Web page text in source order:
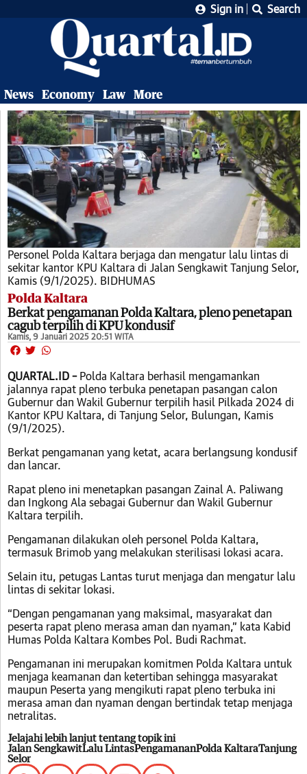
Sign in Search
News Economy Law More
Personel Polda Kaltara berjaga dan mengatur lalu lintas di
sekitar kantor KPU Kaltara di Jalan Sengkawit Tanjung Selor,
Kamis (9/1/2025). BIDHUMAS
Polda Kaltara
Berkat pengamanan Polda Kaltara, pleno penetapan
cagub terpilih di KPU kondusif
Kamis, 9 Januari 2025 20:51 WITA
QUARTAL.ID – Polda Kaltara berhasil mengamankan
jalannya rapat pleno terbuka penetapan pasangan calon
Gubernur dan Wakil Gubernur terpilih hasil Pilkada 2024 di
Kantor KPU Kaltara, di Tanjung Selor, Bulungan, Kamis
(9/1/2025).
Berkat pengamanan yang ketat, acara berlangsung kondusif
dan lancar.
Rapat pleno ini menetapkan pasangan Zainal A. Paliwang
dan Ingkong Ala sebagai Gubernur dan Wakil Gubernur
Kaltara terpilih.
Pengamanan dilakukan oleh personel Polda Kaltara,
termasuk Brimob yang melakukan sterilisasi lokasi acara.
Selain itu, petugas Lantas turut menjaga dan mengatur lalu
lintas di sekitar lokasi.
“Dengan pengamanan yang maksimal, masyarakat dan
peserta rapat pleno merasa aman dan nyaman,” kata Kabid
Humas Polda Kaltara Kombes Pol. Budi Rachmat.
Pengamanan ini merupakan komitmen Polda Kaltara untuk
menjaga keamanan dan ketertiban sehingga masyarakat
maupun Peserta yang mengikuti rapat pleno terbuka ini
merasa aman dan nyaman dengan bertindak tetap menjaga
netralitas.
Jelajahi lebih lanjut tentang topik ini
Jalan SengkawitLalu LintasPengamananPolda KaltaraTanjung
Selor